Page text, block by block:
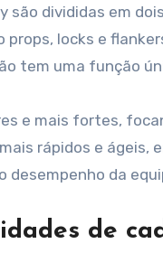
são divididas em
locks e
tem uma função
e mais fortes,
rápidos e
desempenho da
de